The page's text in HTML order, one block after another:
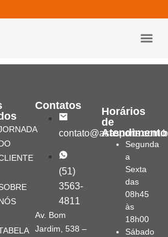
Contatos
(51)
3563-
4811
Av. Bom
Jardim, 538 –
Horários
de
Atendimento
Segunda
a
Sexta
das
08h45
às
18h00
Sábado